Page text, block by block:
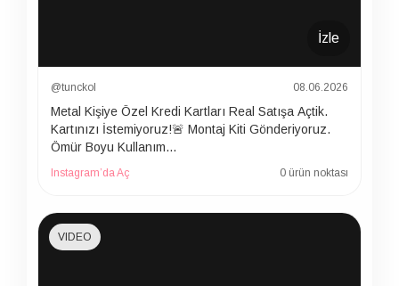
İzle
@tunckol 08.06.2026
Metal Kişiye Özel Kredi Kartları Real Satışa Açtik.
Kartınızı İstemiyoruz!🚨 Montaj Kiti Gönderiyoruz.
Ömür Boyu Kullanım…
Instagram’da Aç 0 ürün noktası
VIDEO